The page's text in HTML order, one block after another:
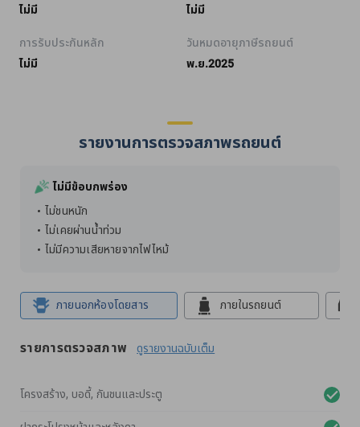
ไม่มี
ไม่มี
การรับประกันหลัก
ไม่มี
วันหมดอายุภาษีรถยนต์
พ.ย.2025
รายงานการตรวจสภาพรถยนต์
ไม่มีข้อบกพร่อง
ไม่ชนหนัก
ไม่เคยผ่านน้ำท่วม
ไม่มีความเสียหายจากไฟไหม้
ภายนอกห้องโดยสาร ภายในรถยนต์
รายการตรวจสภาพ ดูรายงานฉบับเต็ม
โครงสร้าง, บอดี้, กันชนและประตู